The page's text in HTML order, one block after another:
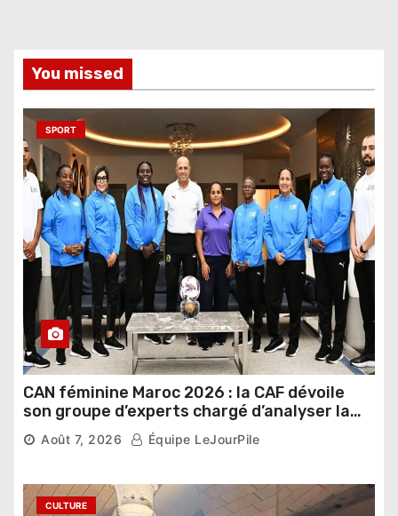
You missed
SPORT
CAN féminine Maroc 2026 : la CAF dévoile
son groupe d’experts chargé d’analyser la
compétition
Août 7, 2026 Équipe LeJourPile
CULTURE